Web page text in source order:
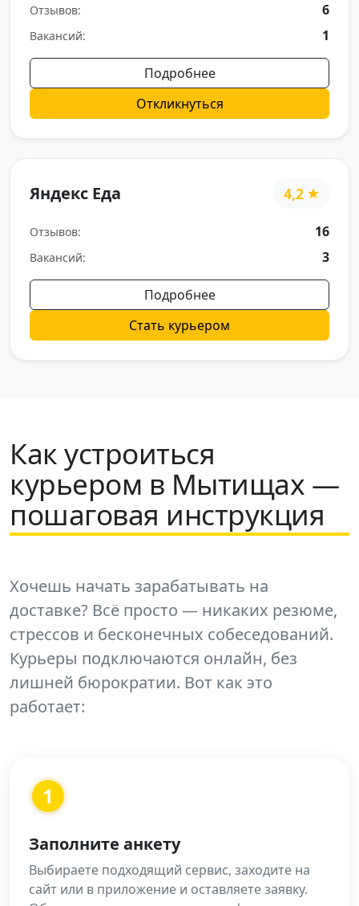
Отзывов: 6
Вакансий: 1
Подробнее
Откликнуться
Яндекс Еда 4,2
Отзывов: 16
Вакансий: 3
Подробнее
Стать курьером
Как устроиться
курьером в Мытищах —
пошаговая инструкция
Хочешь начать зарабатывать на
доставке? Всё просто — никаких резюме,
стрессов и бесконечных собеседований.
Курьеры подключаются онлайн, без
лишней бюрократии. Вот как это
работает:
1
Заполните анкету
Выбираете подходящий сервис, заходите на
сайт или в приложение и оставляете заявку.